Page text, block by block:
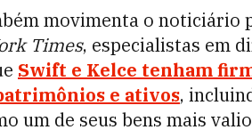
movimenta o noticiário
Times, especialistas em
Swift e Kelce tenham
e ativos,
um de seus bens mais